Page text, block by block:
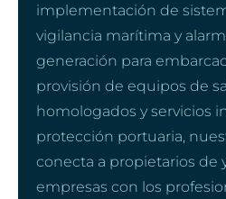
implementación de
vigilancia marítima y
generación para
provisión de equipos de
homologados y servicios
protección portuaria,
conecta a propietarios de
empresas con los